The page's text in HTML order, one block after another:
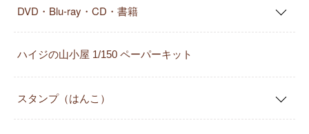
DVD・Blu-ray・CD・書籍
ハイジの山小屋 1/150 ペーパーキット
スタンプ（はんこ）